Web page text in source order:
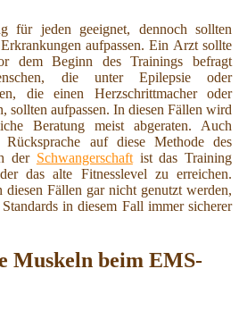
für jeden geeignet, dennoch sollten
aufpassen. Ein Arzt sollte
dem Beginn des Trainings befragt
die unter Epilepsie oder
die einen Herzschrittmacher oder
sollten aufpassen. In diesen Fällen wird
Beratung meist abgeraten. Auch
Rücksprache auf diese Methode des
der Schwangerschaftist das Training
das alte Fitnesslevel zu erreichen.
Fällen gar nicht genutzt werden,
in diesem Fall immer sicherer
Muskeln beim EMS-